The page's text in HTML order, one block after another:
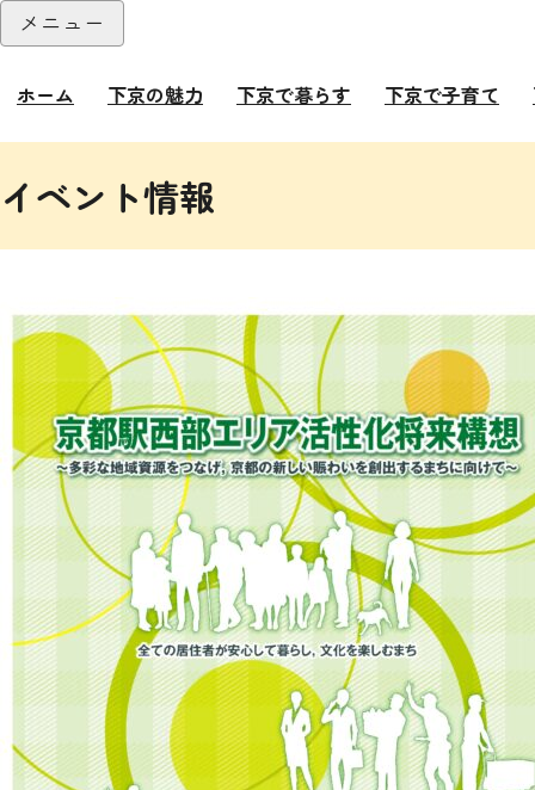
本文へ
メニュー
ホーム 下京の魅力 下京で暮らす 下京で子育て
イベント情報